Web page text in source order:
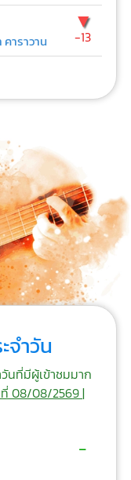
าราวาน
▼
-13
ำวัน
นที่มีผู้เข้าชมมาก
08/08/2569 |
-